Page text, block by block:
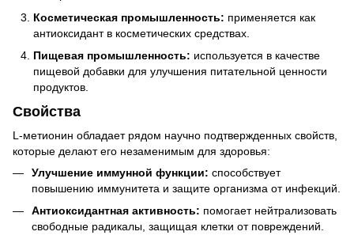
Косметическая промышленность: применяется как
антиоксидант в косметических средствах.
Пищевая промышленность: используется в качестве
пищевой добавки для улучшения питательной ценности
продуктов.
Свойства
L-метионин обладает рядом научно подтвержденных свойств,
которые делают его незаменимым для здоровья:
Улучшение иммунной функции: способствует
повышению иммунитета и защите организма от инфекций.
Антиоксидантная активность: помогает нейтрализовать
свободные радикалы, защищая клетки от повреждений.